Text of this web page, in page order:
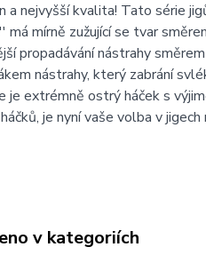
a nejvyšší kvalita! Tato série
mírně zužující se tvar
propadávání nástrahy
nástrahy, který zabrání
je extrémně ostrý háček s
je nyní vaše volba v
v kategoriích